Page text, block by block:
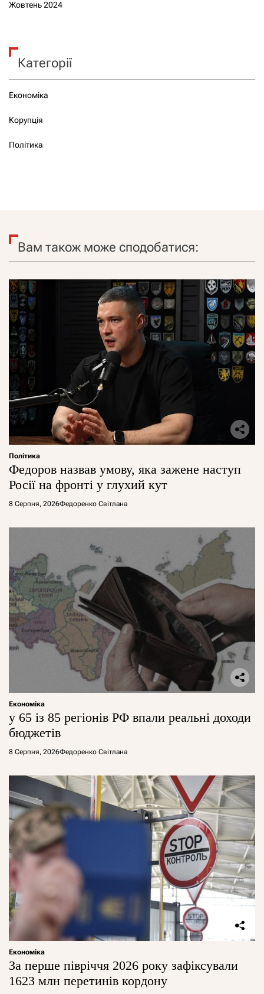
Жовтень 2024
Категорії
Економіка
Корупція
Політика
Вам також може сподобатися:
Політика
Федоров назвав умову, яка зажене наступ
Росії на фронті у глухий кут
8 Серпня, 2026Федоренко Світлана
Економіка
у 65 із 85 регіонів РФ впали реальні доходи
бюджетів
8 Серпня, 2026Федоренко Світлана
Економіка
За перше півріччя 2026 року зафіксували
1623 млн перетинів кордону